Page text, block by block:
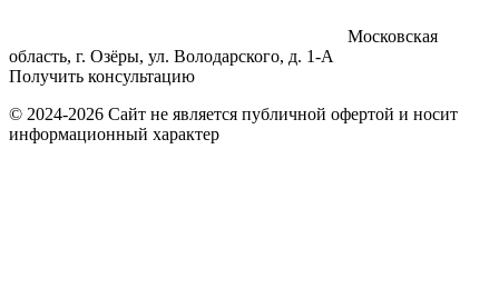
Московская
область, г. Озёры, ул. Володарского, д. 1-А
Получить консультацию
© 2024-2026 Сайт не является публичной офертой и носит
информационный характер